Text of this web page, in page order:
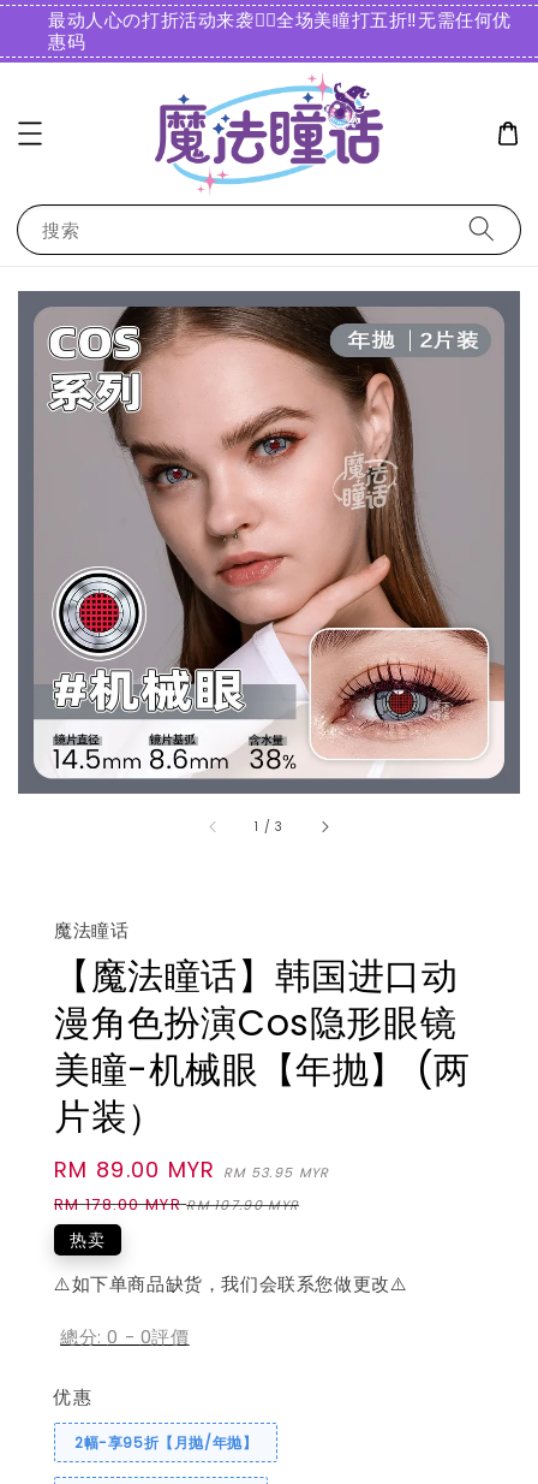
最动人心の打折活动来袭❤️‍🔥全场美瞳打五折‼️无需任何优
惠码️
搜索
1 /3
魔法瞳话
【魔法瞳话】韩国进口动
漫角色扮演Cos隐形眼镜
美瞳-机械眼【年抛】 (两
片装）
Sale
price
RM 89.00 MYR RM 53.95 MYR
RM 178.00 MYR RM 107.90 MYR
热卖
⚠️如下单商品缺货，我们会联系您做更改⚠️
總分:0 - 0評價
优惠
2幅-享95折【月抛/年抛】